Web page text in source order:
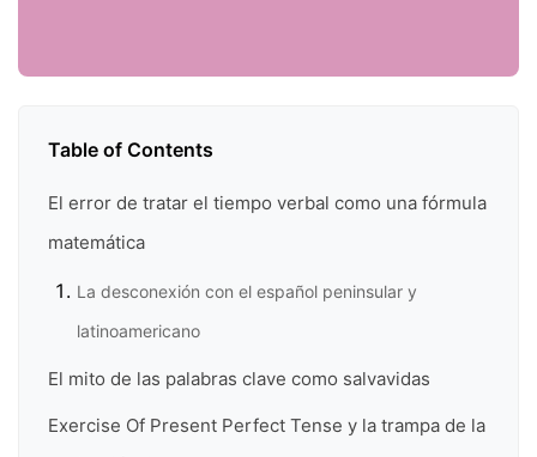
Table of Contents
El error de tratar el tiempo verbal como una fórmula
matemática
La desconexión con el español peninsular y
latinoamericano
El mito de las palabras clave como salvavidas
Exercise Of Present Perfect Tense y la trampa de la